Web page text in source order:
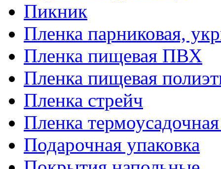
Пикник
Пленка парниковая,
Пленка пищевая ПВХ
Пленка пищевая
Пленка стрейч
Пленка
Подарочная упаковка